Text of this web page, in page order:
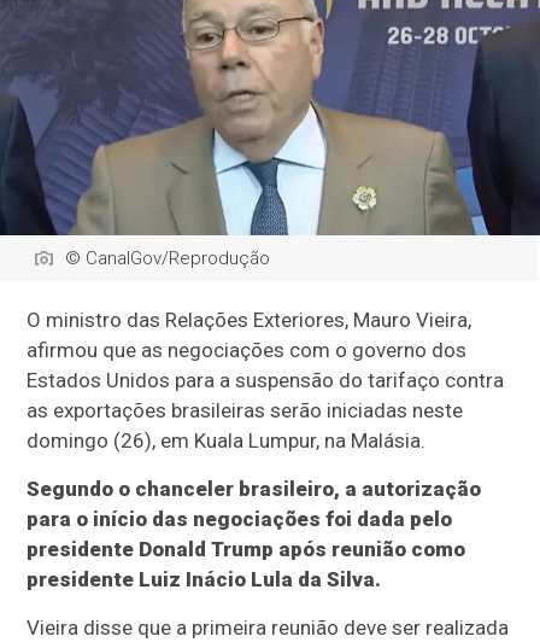
© CanalGov/Reprodução
O ministro das Relações Exteriores, Mauro Vieira,
afirmou que as negociações com o governo dos
Estados Unidos para a suspensão do tarifaço contra
as exportações brasileiras serão iniciadas neste
domingo (26), em Kuala Lumpur, na Malásia.
Segundo o chanceler brasileiro, a autorização
para o início das negociações foi dada pelo
presidente Donald Trump após reunião como
presidente Luiz Inácio Lula da Silva.
Vieira disse que a primeira reunião deve ser realizada